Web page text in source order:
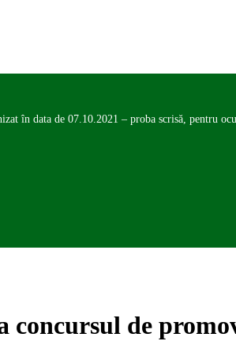
în data de 07.10.2021 – proba scrisă, pentru
de